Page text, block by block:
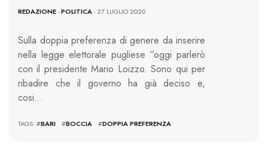
REDAZIONE-POLITICA- 27 LUGLIO 2020
Sulla doppia preferenza di genere da inserire
nella legge elettorale pugliese “oggi parlerò
con il presidente Mario Loizzo. Sono qui per
ribadire che il governo ha già deciso e,
cosi…
TAGS: #BARI #BOCCIA #DOPPIA PREFERENZA